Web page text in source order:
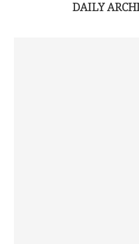
DAILY